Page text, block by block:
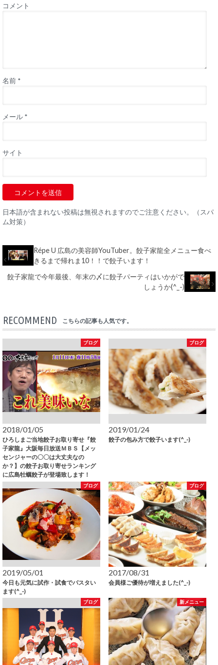
コメント
名前 *
メール *
サイト
日本語が含まれない投稿は無視されますのでご注意ください。（スパ
ム対策）
Répe U 広島の美容師YouTuber。餃子家龍全メニュー食べ
きるまで帰れま10！！で餃子います！
餃子家龍で今年最後、年末の〆に餃子パーティはいかがで
しょうか(^_-)
RECOMMEND こちらの記事も人気です。
ブログ
2018/01/05
ひろしまご当地餃子お取り寄せ『餃
子家龍』大阪毎日放送ＭＢＳ【メッ
センジャーの〇〇は大丈夫なの
か？】の餃子お取り寄せランキング
に広島牡蠣餃子が登場致します！
ブログ
2019/01/24
餃子の包み方で餃子います(^_-)
ブログ
2019/05/01
今日も元気に試作・試食でパスタい
ます(^_-)
ブログ
2017/08/31
会員様ご優待が増えました(^_-)
ブログ 新メニュー